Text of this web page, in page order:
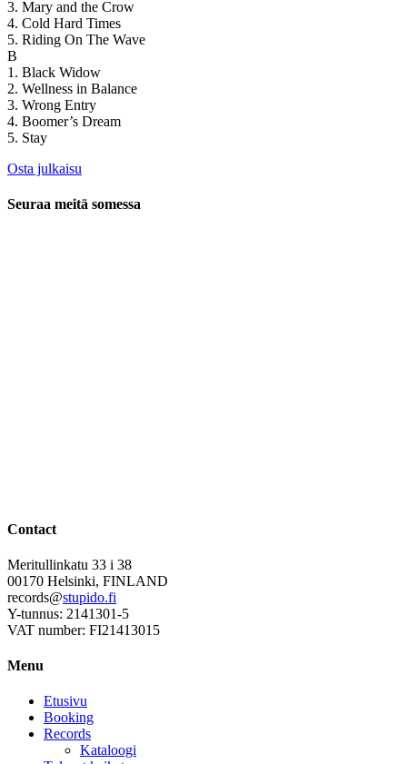
3. Mary and the Crow
4. Cold Hard Times
5. Riding On The Wave
B
1. Black Widow
2. Wellness in Balance
3. Wrong Entry
4. Boomer’s Dream
5. Stay
Osta julkaisu
Seuraa meitä somessa
Contact
Meritullinkatu 33 i 38
00170 Helsinki, FINLAND
records@stupido.fi
Y-tunnus: 2141301-5
VAT number: FI21413015
Menu
Etusivu
Booking
Records
Kataloogi